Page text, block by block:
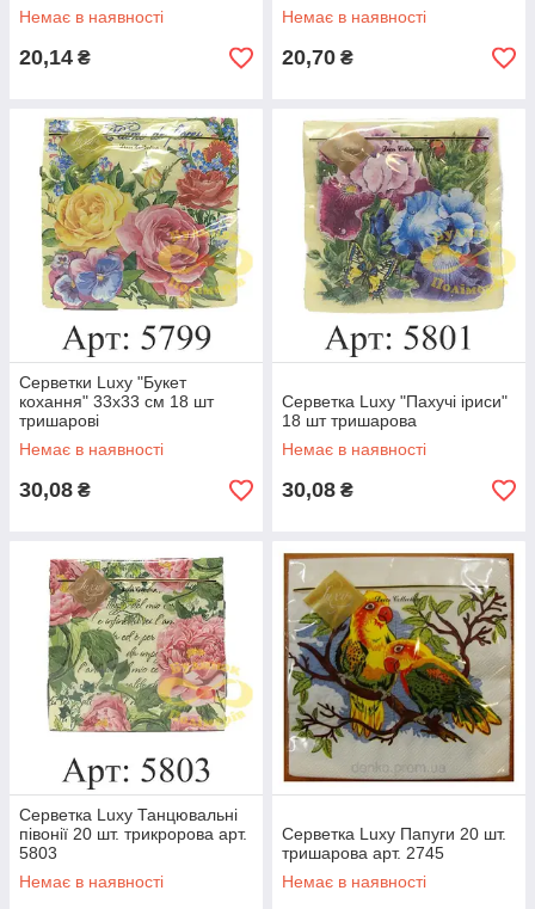
Немає в наявності
20,14 ₴
Немає в наявності
20,70 ₴
Серветки Luxy "Букет
кохання" 33x33 см 18 шт
тришарові
Немає в наявності
30,08 ₴
Серветка Luxy "Пахучі іриси"
18 шт тришарова
Немає в наявності
30,08 ₴
Серветка Luxy Танцювальні
півонії 20 шт. трикророва арт.
5803
Немає в наявності
Серветка Luxy Папуги 20 шт.
тришарова арт. 2745
Немає в наявності